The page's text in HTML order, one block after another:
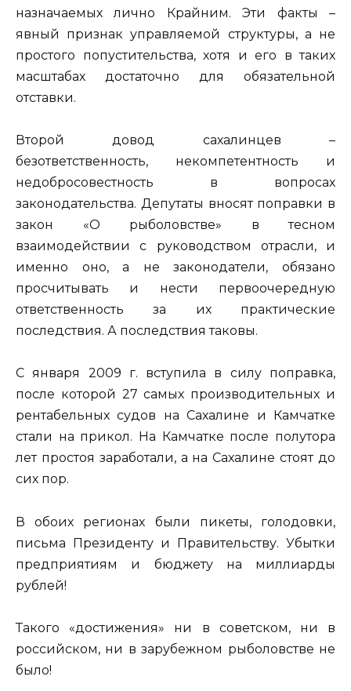
назначаемых лично Крайним. Эти факты –
явный признак управляемой структуры, а не
простого попустительства, хотя и его в таких
масштабах достаточно для обязательной
отставки.
Второй довод сахалинцев –
безответственность, некомпетентность и
недобросовестность в вопросах
законодательства. Депутаты вносят поправки в
закон «О рыболовстве» в тесном
взаимодействии с руководством отрасли, и
именно оно, а не законодатели, обязано
просчитывать и нести первоочередную
ответственность за их практические
последствия. А последствия таковы.
С января 2009 г. вступила в силу поправка,
после которой 27 самых производительных и
рентабельных судов на Сахалине и Камчатке
стали на прикол. На Камчатке после полутора
лет простоя заработали, а на Сахалине стоят до
сих пор.
В обоих регионах были пикеты, голодовки,
письма Президенту и Правительству. Убытки
предприятиям и бюджету на миллиарды
рублей!
Такого «достижения» ни в советском, ни в
российском, ни в зарубежном рыболовстве не
было!